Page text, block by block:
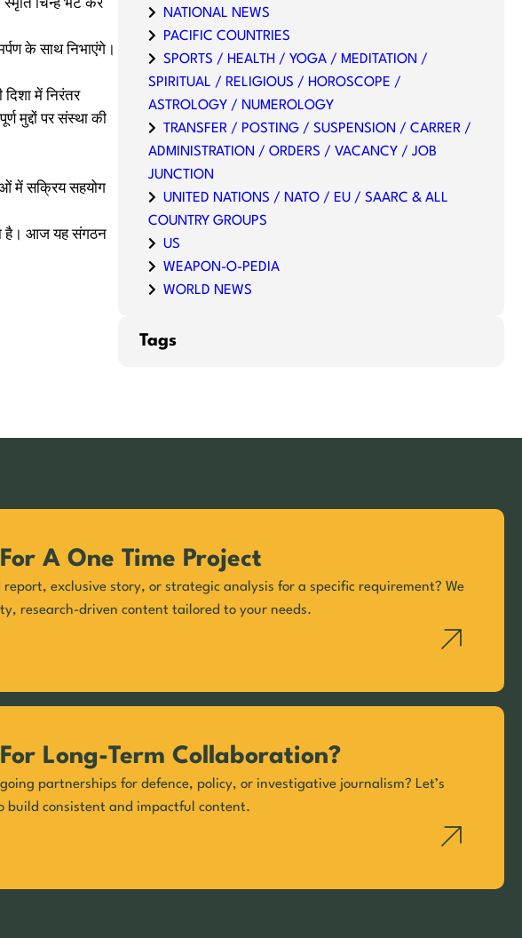
स्मृति चिन्ह भेंट कर
के साथ निभाएंगे।
में निरंतर
मुद्दों पर संस्था की
में सक्रिय सहयोग
है। आज यह संगठन
NATIONAL NEWS
PACIFIC COUNTRIES
SPORTS / HEALTH / YOGA / MEDITATION /
SPIRITUAL / RELIGIOUS / HOROSCOPE /
ASTROLOGY / NUMEROLOGY
TRANSFER / POSTING / SUSPENSION / CARRER /
ADMINISTRATION / ORDERS / VACANCY / JOB
JUNCTION
UNITED NATIONS / NATO / EU / SAARC & ALL
COUNTRY GROUPS
US
WEAPON-O-PEDIA
WORLD NEWS
Tags
A One Time Project
report, exclusive story, or strategic analysis for a specific requirement? We
research-driven content tailored to your needs.
Long-Term Collaboration?
partnerships for defence, policy, or investigative journalism? Let’s
build consistent and impactful content.